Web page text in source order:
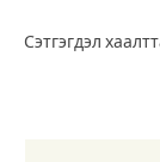
Сэтгэгдэл